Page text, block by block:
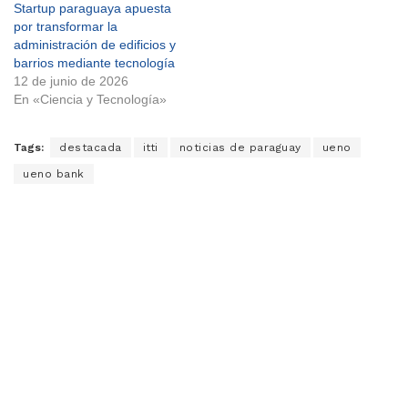
Startup paraguaya apuesta
por transformar la
administración de edificios y
barrios mediante tecnología
12 de junio de 2026
En «Ciencia y Tecnología»
Tags: destacada itti noticias de paraguay ueno
ueno bank